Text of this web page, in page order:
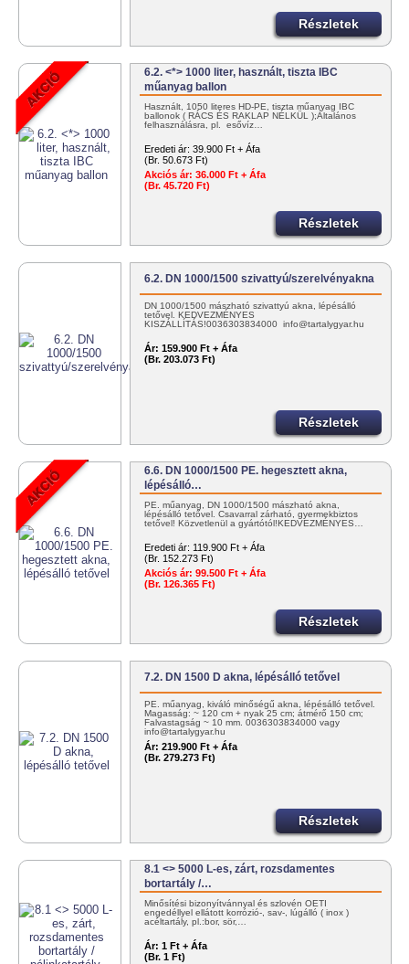
Részletek
6.2. <*> 1000 liter, használt, tiszta IBC
műanyag ballon
Használt, 1050 literes HD-PE, tiszta műanyag IBC
ballonok ( RÁCS ÉS RAKLAP NÉLKÜL );Általános
felhasználásra, pl. esővíz…
Eredeti ár: 39.900 Ft + Áfa
(Br. 50.673 Ft)
Akciós ár: 36.000 Ft + Áfa
(Br. 45.720 Ft)
Részletek
6.2. DN 1000/1500 szivattyú/szerelvényakna
DN 1000/1500 mászható szivattyú akna, lépésálló
tetővel. KEDVEZMÉNYES
KISZÁLLÍTÁS!0036303834000 info@tartalygyar.hu
Ár: 159.900 Ft + Áfa
(Br. 203.073 Ft)
Részletek
6.6. DN 1000/1500 PE. hegesztett akna,
lépésálló…
PE. műanyag, DN 1000/1500 mászható akna,
lépésálló tetővel. Csavarral zárható, gyermekbiztos
tetővel! Közvetlenül a gyártótól!KEDVEZMÉNYES…
Eredeti ár: 119.900 Ft + Áfa
(Br. 152.273 Ft)
Akciós ár: 99.500 Ft + Áfa
(Br. 126.365 Ft)
Részletek
7.2. DN 1500 D akna, lépésálló tetővel
PE. műanyag, kiváló minőségű akna, lépésálló tetővel.
Magasság: ~ 120 cm + nyak 25 cm; átmérő 150 cm;
Falvastagság ~ 10 mm. 0036303834000 vagy
info@tartalygyar.hu
Ár: 219.900 Ft + Áfa
(Br. 279.273 Ft)
Részletek
8.1 <> 5000 L-es, zárt, rozsdamentes
bortartály /…
Minősítési bizonyítvánnyal és szlovén OÉTI
engedéllyel ellátott korrózió-, sav-, lúgálló ( inox )
acéltartály, pl.:bor, sör,…
Ár: 1 Ft + Áfa
(Br. 1 Ft)